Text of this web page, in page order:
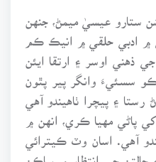
ستارو عيسيٰ ميمڻ، جنهن
۾ ادبي حلقي ۾ انيڪ ڪم
ذهني اوسر ۽ ارتقا ايئن
سسئيءَ وانگر پير پٿون
رستا ۽ پيچرا ٺاهيندو آهي
پاڻي مهيا ڪري، انهن ۾
آهي. اسان وٽ ڪيترائي
حالتن جي انتظار ۾ ساڪن